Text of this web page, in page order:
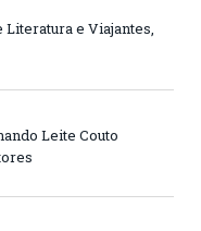
Literatura e Viajantes,
Leite Couto